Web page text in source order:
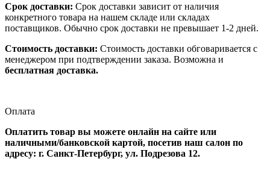
Срок доставки: Срок доставки зависит от наличия
конкретного товара на нашем складе или складах
поставщиков. Обычно срок доставки не превышает 1-2 дней.
Стоимость доставки: Стоимость доставки обговаривается с
менеджером при подтверждении заказа. Возможна и
бесплатная доставка.
Оплата
Оплатить товар вы можете онлайн на сайте или
наличными/банковской картой, посетив наш салон по
адресу: г. Санкт-Петербург, ул. Подрезова 12.